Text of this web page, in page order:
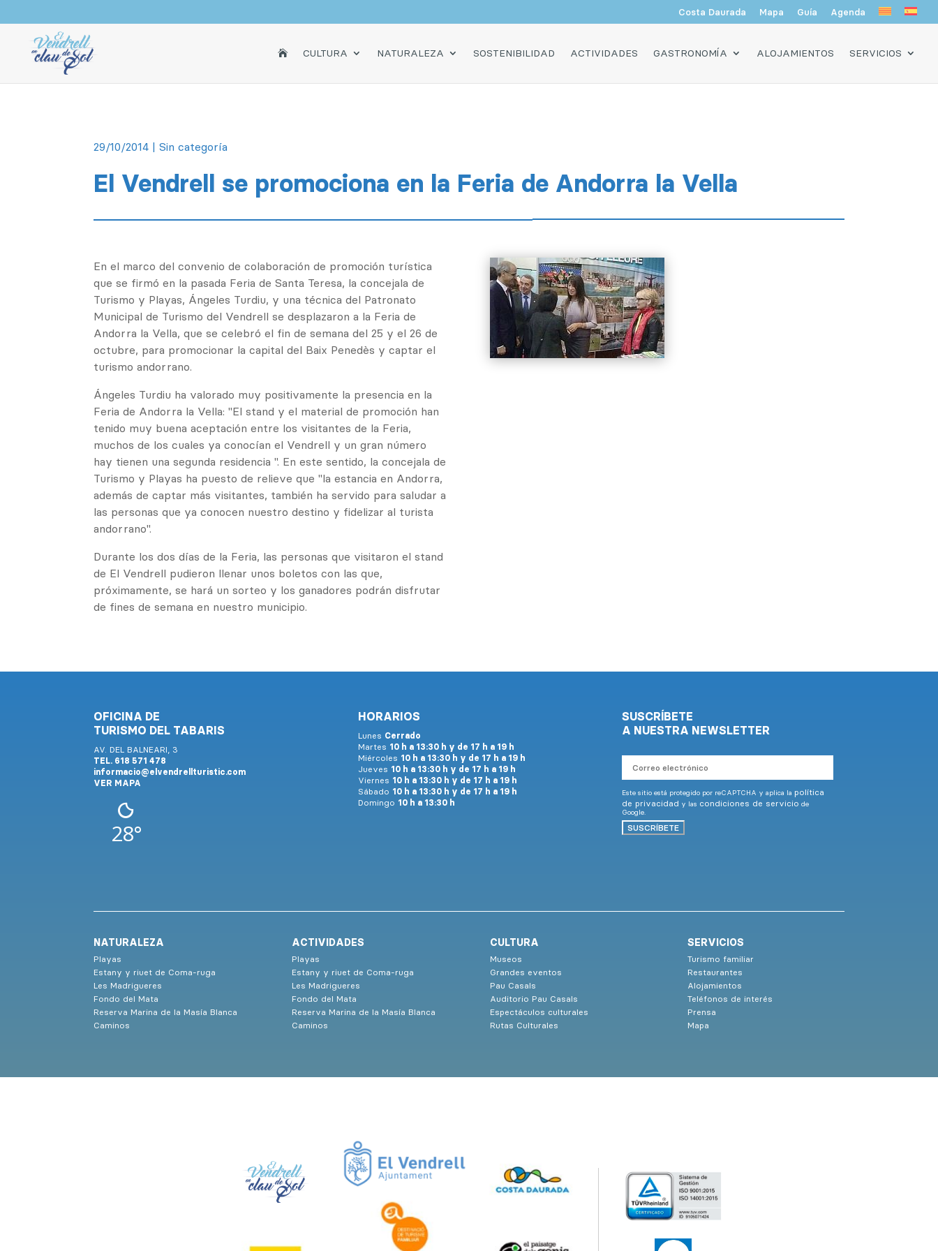
Costa Daurada Mapa Guía Agenda
INICIOCULTURA NATURALEZA SOSTENIBILIDAD ACTIVIDADES GASTRONOMÍA ALOJAMIENTOS SERVICIOS
29/10/2014 | Sin categoría
El Vendrell se promociona en la Feria de Andorra la Vella
En el marco del convenio de colaboración de promoción turística
que se firmó en la pasada Feria de Santa Teresa, la concejala de
Turismo y Playas, Ángeles Turdiu, y una técnica del Patronato
Municipal de Turismo del Vendrell se desplazaron a la Feria de
Andorra la Vella, que se celebró el fin de semana del 25 y el 26 de
octubre, para promocionar la capital del Baix Penedès y captar el
turismo andorrano.
Ángeles Turdiu ha valorado muy positivamente la presencia en la
Feria de Andorra la Vella: "El stand y el material de promoción han
tenido muy buena aceptación entre los visitantes de la Feria,
muchos de los cuales ya conocían el Vendrell y un gran número
hay tienen una segunda residencia ". En este sentido, la concejala de
Turismo y Playas ha puesto de relieve que "la estancia en Andorra,
además de captar más visitantes, también ha servido para saludar a
las personas que ya conocen nuestro destino y fidelizar al turista
andorrano".
Durante los dos días de la Feria, las personas que visitaron el stand
de El Vendrell pudieron llenar unos boletos con las que,
próximamente, se hará un sorteo y los ganadores podrán disfrutar
de fines de semana en nuestro municipio.
OFICINA DE
TURISMO DEL TABARIS
AV. DEL BALNEARI, 3
TEL. 618 571 478
informacio@elvendrellturistic.com
VER MAPA
28°
HORARIOS
Lunes Cerrado
Martes 10 h a 13:30 h y de 17 h a 19 h
Miércoles 10 h a 13:30 h y de 17 h a 19 h
Jueves 10 h a 13:30 h y de 17 h a 19 h
Viernes 10 h a 13:30 h y de 17 h a 19 h
Sábado 10 h a 13:30 h y de 17 h a 19 h
Domingo 10 h a 13:30 h
SUSCRÍBETE
A NUESTRA NEWSLETTER
electrónico
Este sitio está protegido por reCAPTCHA y aplica la política
de privacidad y las condiciones de servicio de
Google.
SUSCRÍBETE
NATURALEZA
Playas
Estany y riuet de Coma-ruga
Les Madrigueres
Fondo del Mata
Reserva Marina de la Masía Blanca
Caminos
ACTIVIDADES
Playas
Estany y riuet de Coma-ruga
Les Madrigueres
Fondo del Mata
Reserva Marina de la Masía Blanca
Caminos
CULTURA
Museos
Grandes eventos
Pau Casals
Auditorio Pau Casals
Espectáculos culturales
Rutas Culturales
SERVICIOS
Turismo familiar
Restaurantes
Alojamientos
Teléfonos de interés
Prensa
Mapa